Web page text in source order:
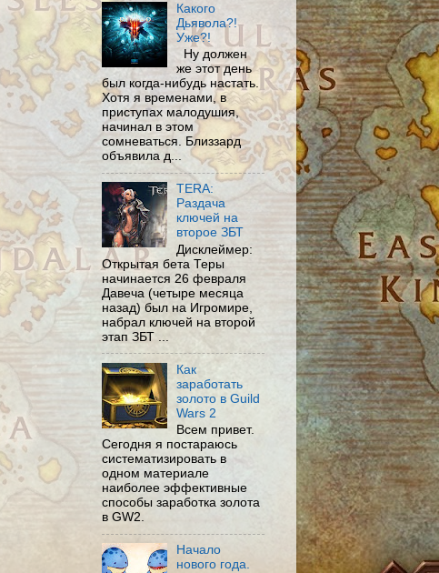
Какого
Дьявола?!
Уже?!
Ну должен
же этот день
был когда-нибудь настать.
Хотя я временами, в
приступах малодушия,
начинал в этом
сомневаться. Близзард
объявила д...
TERA:
Раздача
ключей на
второе ЗБТ
Дисклеймер:
Открытая бета Теры
начинается 26 февраля
Давеча (четыре месяца
назад) был на Игромире,
набрал ключей на второй
этап ЗБТ ...
Как
заработать
золото в Guild
Wars 2
Всем привет.
Сегодня я постараюсь
систематизировать в
одном материале
наиболее эффективные
способы заработка золота
в GW2.
Начало
нового года.